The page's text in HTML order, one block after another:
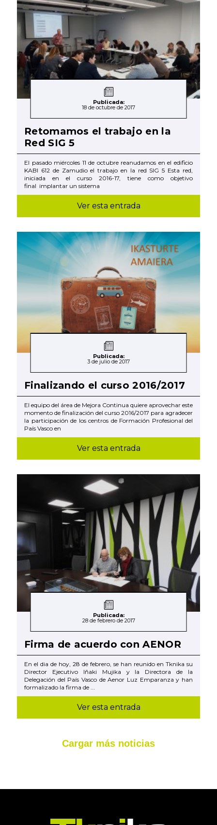
Publicada:
18 de octubre de 2017
Retomamos el trabajo en la
Red SIG 5
El pasado miércoles 11 de octubre reanudamos en el edificio
KABI 612 de Zamudio el trabajo en la red SIG 5 Esta red,
iniciada en el curso 2016-17, tiene como objetivo
final implantar un sistema
Ver esta entrada
Publicada:
3 de julio de 2017
Finalizando el curso 2016/2017
El equipo del área de Mejora Continua quiere aprovechar este
momento de finalización del curso 2016/2017 para agradecer
la participación de los centros de Formación Profesional del
País Vasco en
Ver esta entrada
Publicada:
28 de febrero de 2017
Firma de acuerdo con AENOR
En el dia de hoy, 28 de febrero, se han reunido en Tknika su
Director Ejecutivo Iñaki Mujika y la Directora de la
Delegación del País Vasco de Aenor Luz Emparanza y han
formalizado la firma de ...
Ver esta entrada
Cargar más noticias